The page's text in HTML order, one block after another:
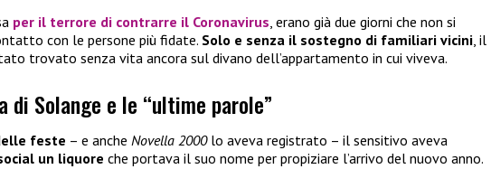
per il terrore di contrarre il Coronavirus, erano già due giorni che non si
con le persone più fidate. Solo e senza il sostegno di familiari vicini, il
trovato senza vita ancora sul divano dell’appartamento in cui viveva.
di Solange e le “ultime parole”
feste – e anche Novella 2000lo aveva registrato – il sensitivo aveva
un liquore che portava il suo nome per propiziare l’arrivo del nuovo anno.